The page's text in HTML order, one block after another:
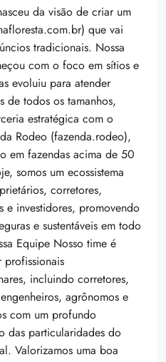
da visão de criar um
que vai
tradicionais. Nossa
com o foco em sítios e
evoluiu para atender
de todos os tamanhos,
estratégica com o
Rodeo (fazenda.rodeo),
em fazendas acima de 50
somos um ecossistema
corretores,
e investidores, promovendo
e sustentáveis em todo
Equipe Nosso time é
incluindo corretores,
agrônomos e
com um profundo
das particularidades do
Valorizamos uma boa